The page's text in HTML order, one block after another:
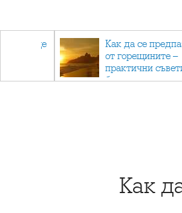
също ще
Как да се
от горещините –
практични
безопасно лято
Как